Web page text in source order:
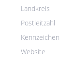
Landkreis
Postleitzahl
Kennzeichen
Website